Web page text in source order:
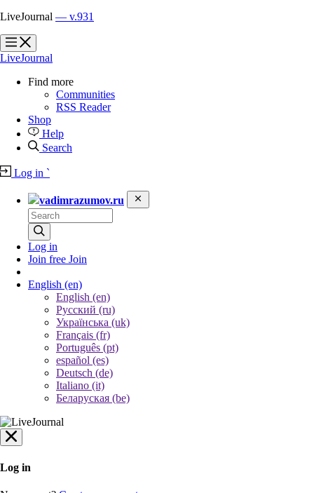
LiveJournal — v.931
?
?
LiveJournal
Find more
Communities
RSS Reader
Shop
Help
Search
Log in `
vadimrazumov.ru
Log in
Join free Join
English (en)
English (en)
Русский (ru)
Українська (uk)
Français (fr)
Português (pt)
español (es)
Deutsch (de)
Italiano (it)
Беларуская (be)
Log in